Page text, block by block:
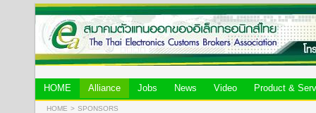
HOME Alliance Jobs News Video Product &
HOME > SPONSORS